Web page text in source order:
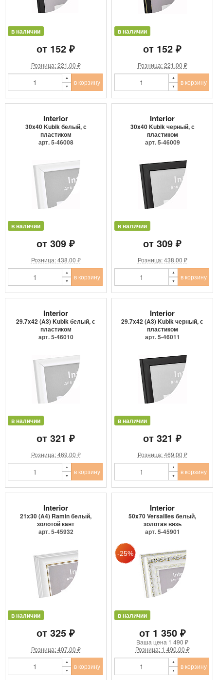
в наличии
от 152 ₽
Розница: 221.00 ₽
в корзину
в наличии
от 152 ₽
Розница: 221.00 ₽
в корзину
Interior
30x40 Kubik белый, с
пластиком
арт. 5-46008
в наличии
от 309 ₽
Розница: 438.00 ₽
в корзину
Interior
30x40 Kubik черный, с
пластиком
арт. 5-46009
в наличии
от 309 ₽
Розница: 438.00 ₽
в корзину
Interior
29.7x42 (A3) Kubik белый, с
пластиком
арт. 5-46010
в наличии
от 321 ₽
Розница: 469.00 ₽
в корзину
Interior
29.7x42 (A3) Kubik черный, с
пластиком
арт. 5-46011
в наличии
от 321 ₽
Розница: 469.00 ₽
в корзину
Interior
21x30 (A4) Ramin белый,
золотой кант
арт. 5-45932
в наличии
от 325 ₽
Розница: 407.00 ₽
в корзину
Interior
50x70 Versailles белый,
золотая вязь
арт. 5-45901
в наличии
от 1 350 ₽
Ваша цена 1 490 ₽
Розница: 1 490.00 ₽
в корзину